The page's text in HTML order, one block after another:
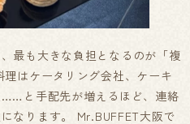
最も大きな負担となるのが「複
はケータリング会社、ケーキ
と手配先が増えるほど、連絡
なります。 Mr.BUFFET大阪で